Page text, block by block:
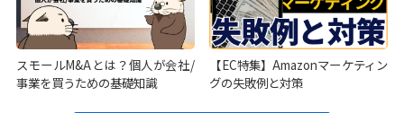
スモールM&Aとは？個人が会社/
事業を買うための基礎知識
【EC特集】Amazonマーケティン
グの失敗例と対策